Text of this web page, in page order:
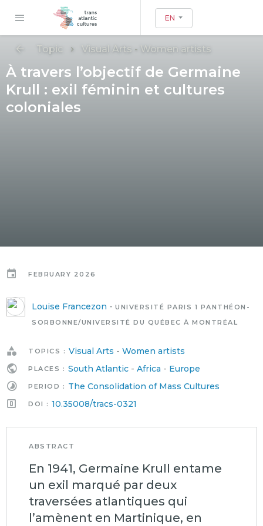
EN
Topic Visual Arts - Women artists
À travers l’objectif de Germaine
Krull : exil féminin et cultures
coloniales
FEBRUARY 2026
Louise Francezon - UNIVERSITÉ PARIS 1 PANTHÉON-
SORBONNE/UNIVERSITÉ DU QUÉBEC À MONTRÉAL
TOPICS : Visual Arts - Women artists
PLACES : South Atlantic- Africa - Europe
PERIOD : The Consolidation of Mass Cultures
DOI : 10.35008/tracs-0321
ABSTRACT
En 1941, Germaine Krull entame
un exil marqué par deux
traversées atlantiques qui
l’amènent en Martinique, en